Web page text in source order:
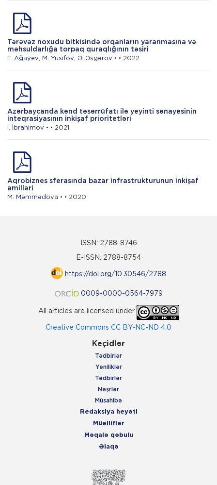
Tərəvəz noxudu bitkisində orqanların yaranmasına və
məhsuldarlığa torpaq quraqlığının təsiri
F. Ağayev M. Yusifov Ə. Əsgərov • • 2022
Azərbaycanda kənd təsərrüfatı ilə yeyinti sənayesinin
inteqrasiyasının inkişaf prioritetləri
İ. İbrahimov • • 2021
Aqrobiznes sferasında bazar infrastrukturunun inkişaf
amilləri
M. Məmmədova • • 2020
ISSN: 2788-8746
E-ISSN: 2788-8754
https://doi.org/10.30546/2788
0009-0000-0564-7979
All articles are licensed under
Creative Commons CC BY-NC-ND 4.0
Keçidlər
Tədbirlər
Yeniliklər
Tədbirlər
Nəşrlər
Müsahibə
Redaksiya heyəti
Müəlliflər
Məqalə qəbulu
Əlaqə